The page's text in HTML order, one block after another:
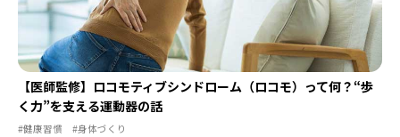
【医師監修】ロコモティブシンドローム（ロコモ）って何？“歩
く力”を支える運動器の話
#健康習慣 #身体づくり